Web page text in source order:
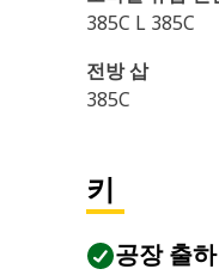
385C L 385C
전방 삽
385C
키
공장 출